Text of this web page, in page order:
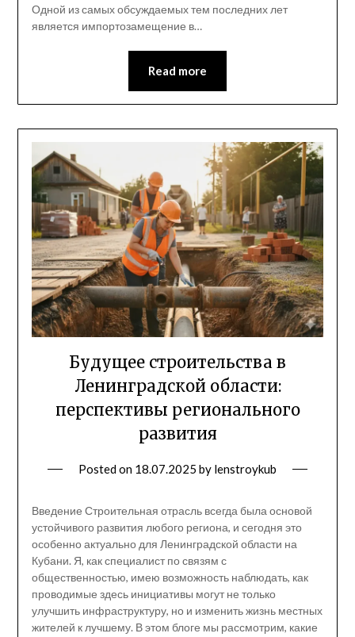
Одной из самых обсуждаемых тем последних лет
является импортозамещение в…
Read more
Будущее строительства в
Ленинградской области:
перспективы регионального
развития
Posted on 18.07.2025 by lenstroykub
Введение Строительная отрасль всегда была основой
устойчивого развития любого региона, и сегодня это
особенно актуально для Ленинградской области на
Кубани. Я, как специалист по связям с
общественностью, имею возможность наблюдать, как
проводимые здесь инициативы могут не только
улучшить инфраструктуру, но и изменить жизнь местных
жителей к лучшему. В этом блоге мы рассмотрим, какие